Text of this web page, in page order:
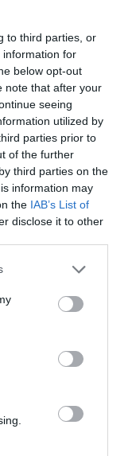
to third parties, or
information for
below opt-out
note that after your
seeing
utilized by
parties prior to
of the further
third parties on the
information may
the IAB’s List of
disclose it to other
or more Google
You may click to
party tags to
in below Google
EURÓPÁBAN VAN,
MENEKÜLT
LEHET, HOGY